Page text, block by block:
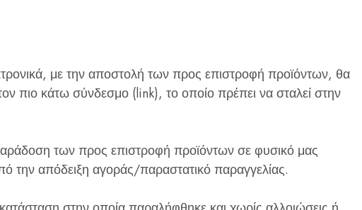
με την αποστολή των προς επιστροφή προϊόντων, θα
πιο κάτω σύνδεσμο (link), το οποίο πρέπει να σταλεί στην
των προς επιστροφή προϊόντων σε φυσικό μας
την απόδειξη αγοράς/παραστατικό παραγγελίας.